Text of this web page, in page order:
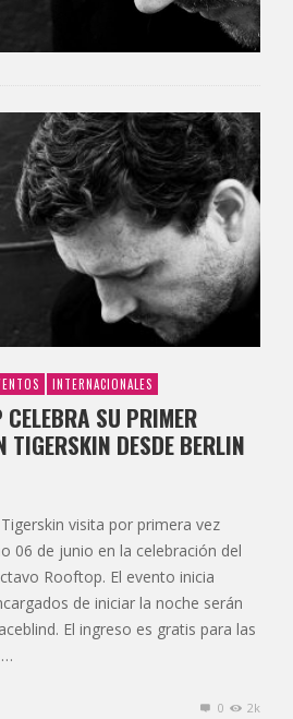
INTERNACIONALES
SU PRIMER
TIGERSKIN DESDE BERLIN
visita por primera vez
06 de junio en la celebración del
Rooftop. El evento inicia
de iniciar la noche serán
El ingreso es gratis para las
0 2k